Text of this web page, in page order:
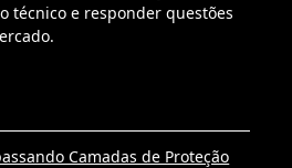
técnico e responder questões
Camadas de Proteção